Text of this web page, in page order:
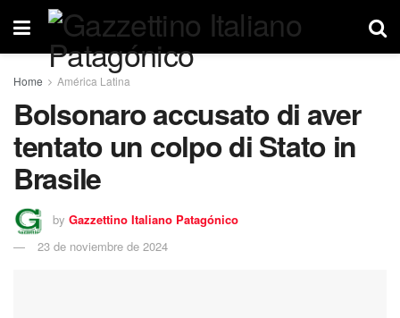
Home América Latina
Bolsonaro accusato di aver
tentato un colpo di Stato in
Brasile
by Gazzettino Italiano Patagónico
23 de noviembre de 2024